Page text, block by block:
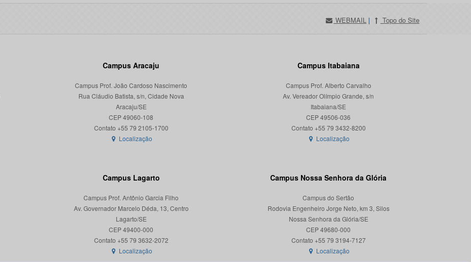
WEBMAIL | Topo do Site
Campus Aracaju
Campus Prof. João Cardoso Nascimento
Rua Cláudio Batista, s/n, Cidade Nova
Aracaju/SE
CEP 49060-108
Localização
Campus Itabaiana
Campus Prof. Alberto Carvalho
Av. Vereador Olímpio Grande, s/n
Itabaiana/SE
CEP 49506-036
Localização
Campus Lagarto
Campus Prof. Antônio Garcia Filho
Av. Governador Marcelo Déda, 13, Centro
Lagarto/SE
CEP 49400-000
Localização
Campus Nossa Senhora da Glória
Campus do Sertão
Rodovia Engenheiro Jorge Neto, km 3, Silos
Nossa Senhora da Glória/SE
CEP 49680-000
Contato +55 79 3194-7127
Localização